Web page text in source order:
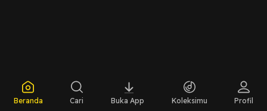
Beranda Cari Buka App Koleksimu Profil